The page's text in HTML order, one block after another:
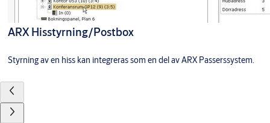
ARX Hisstyrning/Postbox
Styrning av en hiss kan integreras som en del av ARX Passerssystem.